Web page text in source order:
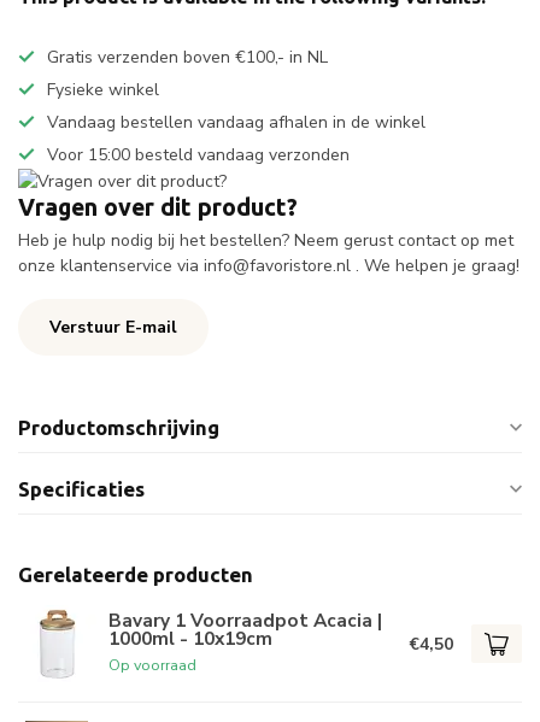
Gratis verzenden boven €100,- in NL
Fysieke winkel
Vandaag bestellen vandaag afhalen in de winkel
Voor 15:00 besteld vandaag verzonden
Vragen over dit product?
Heb je hulp nodig bij het bestellen? Neem gerust contact op met
onze klantenservice via info@favoristore.nl . We helpen je graag!
Verstuur E-mail
Productomschrijving
Specificaties
Gerelateerde producten
Bavary 1 Voorraadpot Acacia |
1000ml - 10x19cm
Op voorraad
€4,50